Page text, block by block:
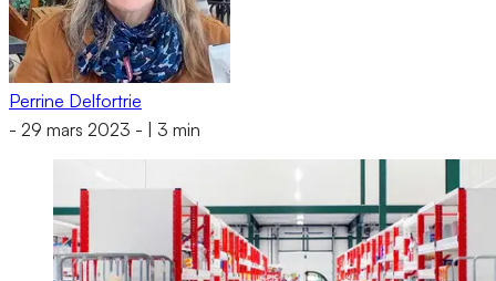
Perrine Delfortrie
- 29 mars 2023 - 3 min